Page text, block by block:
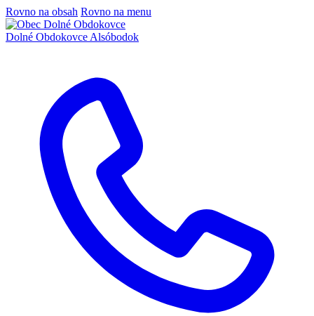
Rovno na obsah Rovno na menu
Dolné Obdokovce Alsóbodok